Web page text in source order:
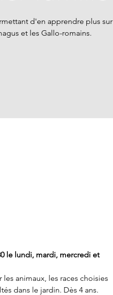
d'en apprendre plus sur
et les Gallo-romains.
le lundi, mardi, mercredi et
animaux, les races choisies
dans le jardin. Dès 4 ans.